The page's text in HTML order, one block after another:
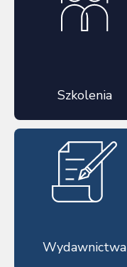
Szkolenia
Wydawnictwa